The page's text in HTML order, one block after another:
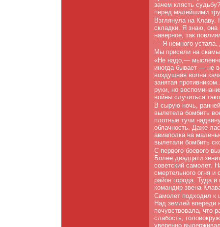
зачем клясть
перед малейшими
Взглянула на Клаву.
складки. Я знаю, она
наверное, так
— Я немного устала.
Мы присели на
«Не надо,—
иногда бывает — не
воздушная волна
занятая
руки, но
войны случиться
В сырую ночь,
вылетела бомбить
плотные тучи
облачность. Даже
авиаполка на
вылетали бомбить
С первого боевого
Более двадцати
советский самолет.
смертельного огня и
район города. Туда
командир звена
Самолет подходил к
Над землей впереди
почувствовала, что
слабость,
уверенно